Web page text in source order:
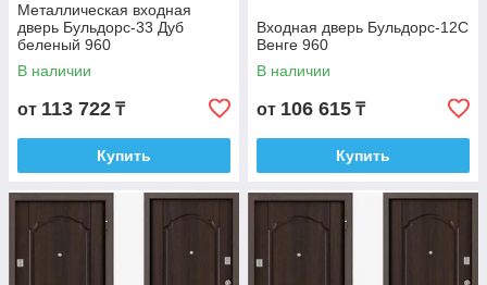
Металлическая входная
дверь Бульдорс-33 Дуб
беленый 960
В наличии
от 113 722 ₸
Купить
Входная дверь Бульдорс-12C
Венге 960
В наличии
от 106 615 ₸
Купить